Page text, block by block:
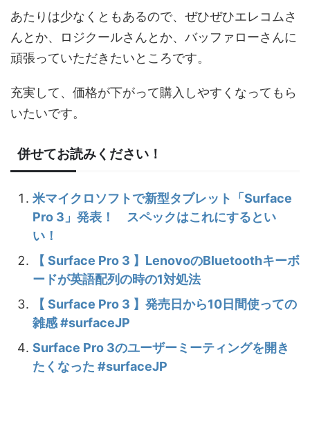
あたりは少なくともあるので、ぜひぜひエレコムさ
んとか、ロジクールさんとか、バッファローさんに
頑張っていただきたいところです。
充実して、価格が下がって購入しやすくなってもら
いたいです。
併せてお読みください！
米マイクロソフトで新型タブレット「Surface
Pro 3」発表！ スペックはこれにするとい
い！
【 Surface Pro 3 】LenovoのBluetoothキーボ
ードが英語配列の時の1対処法
【 Surface Pro 3 】発売日から10日間使っての
雑感 #surfaceJP
Surface Pro 3のユーザーミーティングを開き
たくなった #surfaceJP